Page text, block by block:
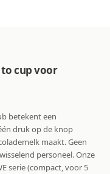
cup voor
betekent een
druk op de knop
maakt. Geen
personeel. Onze
serie (compact, voor 5